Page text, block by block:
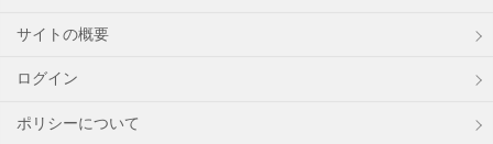
サイトの概要
ログイン
ポリシーについて